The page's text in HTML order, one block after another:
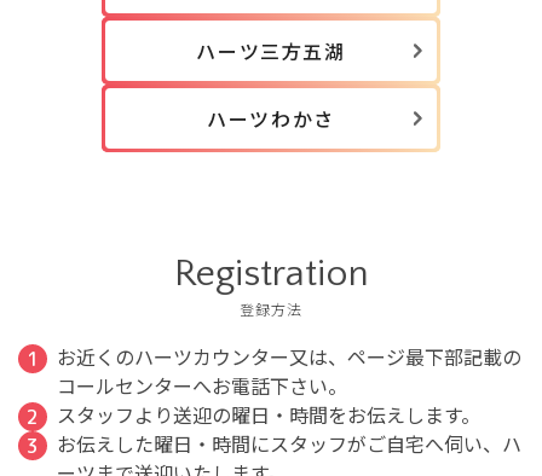
ハーツ三方五湖
ハーツわかさ
Registration
登録方法
お近くのハーツカウンター又は、ページ最下部記載の
コールセンターへお電話下さい。
スタッフより送迎の曜日・時間をお伝えします。
お伝えした曜日・時間にスタッフがご自宅へ伺い、ハ